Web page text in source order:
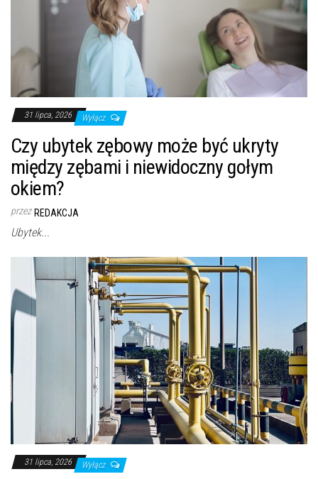
31 lipca, 2026 Wyłącz
Czy ubytek zębowy może być ukryty
między zębami i niewidoczny gołym
okiem?
przez REDAKCJA
Ubytek...
31 lipca, 2026 Wyłącz